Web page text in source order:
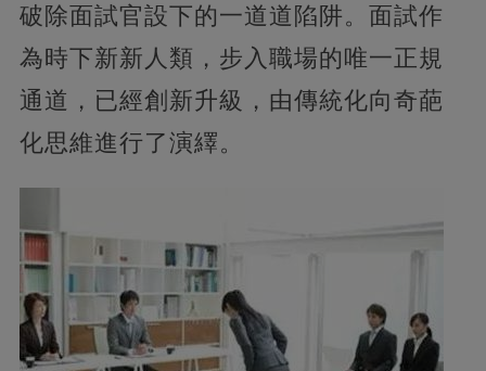
破除面試官設下的一道道陷阱。面試作
為時下新新人類，步入職場的唯一正規
通道，已經創新升級，由傳統化向奇葩
化思維進行了演繹。